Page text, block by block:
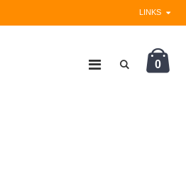
LINKS
0